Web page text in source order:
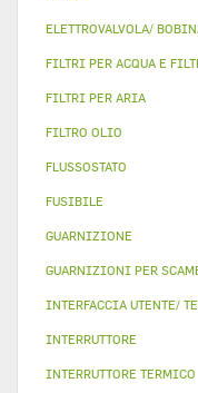
ELETTROVALVOLA/
FILTRI PER ACQUA E
FILTRI PER ARIA
FILTRO OLIO
FLUSSOSTATO
FUSIBILE
GUARNIZIONE
GUARNIZIONI PER
INTERFACCIA UTENTE/
INTERRUTTORE
INTERRUTTORE TERMICO